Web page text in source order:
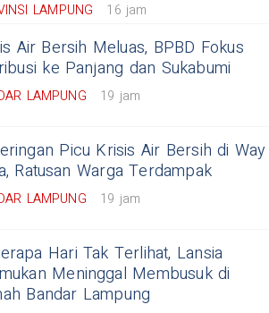
LAMPUNG 16 jam
Air Bersih Meluas, BPBD Fokus
ke Panjang dan Sukabumi
LAMPUNG 19 jam
Picu Krisis Air Bersih di Way
Ratusan Warga Terdampak
LAMPUNG 19 jam
Hari Tak Terlihat, Lansia
Meninggal Membusuk di
Bandar Lampung